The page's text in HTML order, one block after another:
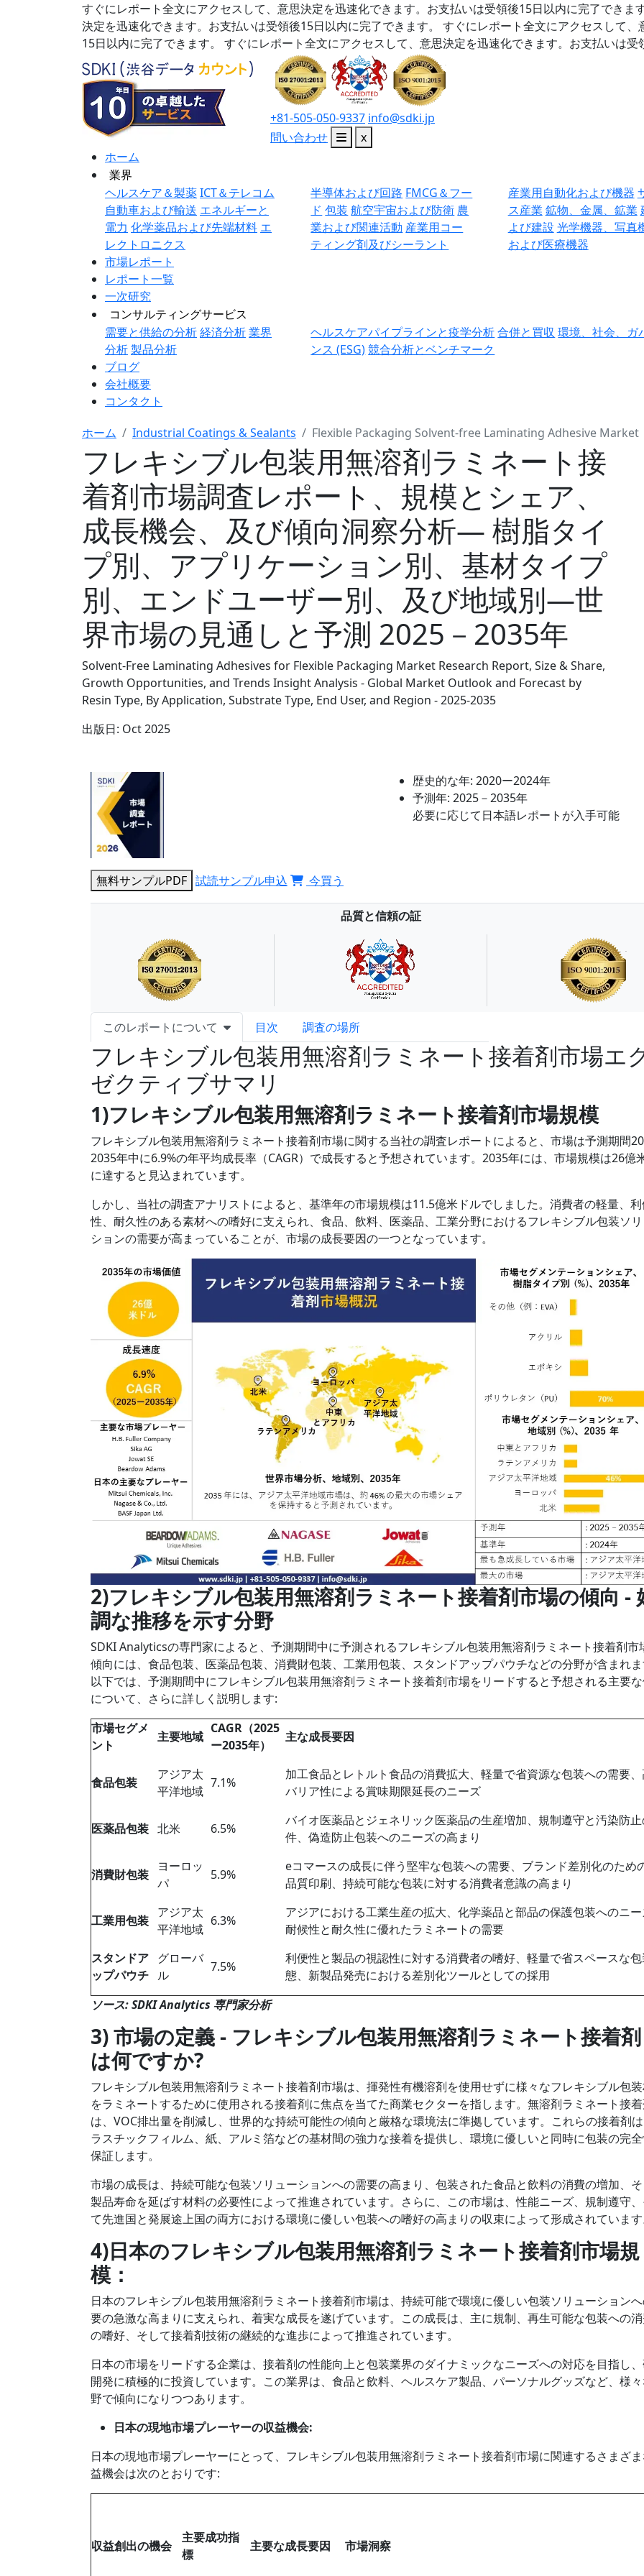
すぐにレポート全文にアクセスして、意思決定を迅速化できます。お支払いは受領後15日以内に完了できま
決定を迅速化できます。お支払いは受領後15日以内に完了できます。
すぐにレポート全文にアクセスして
15日以内に完了できます。
すぐにレポート全文にアクセスして、意思決定を迅速化できます。お支払いは
+81-505-050-9337 info@sdki.jp
問い合わせ
x
ホーム
業界
ヘルスケア＆製薬ICT＆テレコム
自動車および輸送 エネルギーと
電力 化学薬品および先端材料 エ
レクトロニクス
半導体および回路 FMCG＆フー
ド 包装 航空宇宙および防衛 農
業および関連活動 産業用コー
ティング剤及びシーラント
産業用自動化および機器
ス産業 鉱物、金属、鉱業
よび建設 光学機器、写真
および医療機器
市場レポート
レポート一覧
一次研究
コンサルティングサービス
需要と供給の分析経済分析業界
分析製品分析
ヘルスケアパイプラインと疫学分析合併と買収 環境、社会、ガ
ンス (ESG)競合分析とベンチマーク
ブログ
会社概要
コンタクト
ホーム
Industrial Coatings & Sealants Flexible Packaging Solvent-free Laminating Adhesive Market
フレキシブル包装用無溶剤ラミネート接
着剤市場調査レポート、規模とシェア、
成長機会、及び傾向洞察分析― 樹脂タイ
プ別、アプリケーション別、基材タイプ
別、エンドユーザー別、及び地域別―世
界市場の見通しと予測 2025－2035年
Solvent-Free Laminating Adhesives for Flexible Packaging Market Research Report, Size & Share,
Growth Opportunities, and Trends Insight Analysis - Global Market Outlook and Forecast by
Resin Type, By Application, Substrate Type, End User, and Region - 2025-2035
出版日: Oct 2025
歴史的な年: 2020ー2024年
予測年: 2025－2035年
必要に応じて日本語レポートが入手可能
無料サンプルPDF 試読サンプル申込 今買う
品質と信頼の証
このレポートについて 目次 調査の場所
フレキシブル包装用無溶剤ラミネート接着剤市場エ
ゼクティブサマリ
1)フレキシブル包装用無溶剤ラミネート接着剤市場規模
フレキシブル包装用無溶剤ラミネート接着剤市場に関する当社の調査レポートによると、市場は予測期間
2035年中に6.9%の年平均成長率（CAGR）で成長すると予想されています。2035年には、市場規模は26億
に達すると見込まれています。
しかし、当社の調査アナリストによると、基準年の市場規模は11.5億米ドルでしました。消費者の軽量、
性、耐久性のある素材への嗜好に支えられ、食品、飲料、医薬品、工業分野におけるフレキシブル包装ソ
ションの需要が高まっていることが、市場の成長要因の一つとなっています。
2)フレキシブル包装用無溶剤ラミネート接着剤市場の傾向 -
調な推移を示す分野
SDKI Analyticsの専門家によると、予測期間中に予測されるフレキシブル包装用無溶剤ラミネート接着剤市
傾向には、食品包装、医薬品包装、消費財包装、工業用包装、スタンドアップパウチなどの分野が含まれ
以下では、予測期間中にフレキシブル包装用無溶剤ラミネート接着剤市場をリードすると予想される主要
について、さらに詳しく説明します:
市場セグメ
ント
主要地域
CAGR（2025
ー2035年）
主な成長要因
食品包装
アジア太
平洋地域
7.1%
加工食品とレトルト食品の消費拡大、軽量で省資源な包装への需要
バリア性による賞味期限延長のニーズ
医薬品包装 北米 6.5%
バイオ医薬品とジェネリック医薬品の生産増加、規制遵守と汚染防
件、偽造防止包装へのニーズの高まり
消費財包装
ヨーロッ
パ
5.9%
eコマースの成長に伴う堅牢な包装への需要、ブランド差別化のため
品質印刷、持続可能な包装に対する消費者意識の高まり
工業用包装
アジア太
平洋地域
6.3%
アジアにおける工業生産の拡大、化学薬品と部品の保護包装へのニ
耐候性と耐久性に優れたラミネートの需要
スタンドア
ップパウチ
グローバ
ル
7.5%
利便性と製品の視認性に対する消費者の嗜好、軽量で省スペースな
態、新製品発売における差別化ツールとしての採用
ソース: SDKI Analytics 専門家分析
3)市場の定義- フレキシブル包装用無溶剤ラミネート接着
は何ですか?
フレキシブル包装用無溶剤ラミネート接着剤市場は、揮発性有機溶剤を使用せずに様々なフレキシブル包
をラミネートするために使用される接着剤に焦点を当てた商業セクターを指します。無溶剤ラミネート接
は、VOC排出量を削減し、世界的な持続可能性の傾向と厳格な環境法に準拠しています。これらの接着剤
ラスチックフィルム、紙、アルミ箔などの基材間の強力な接着を提供し、環境に優しいと同時に包装の完
保証します。
市場の成長は、持続可能な包装ソリューションへの需要の高まり、包装された食品と飲料の消費の増加、
製品寿命を延ばす材料の必要性によって推進されています。さらに、この市場は、性能ニーズ、規制遵守
て先進国と発展途上国の両方における環境に優しい包装への嗜好の高まりの収束によって形成されていま
4)日本のフレキシブル包装用無溶剤ラミネート接着剤市場規
模：
日本のフレキシブル包装用無溶剤ラミネート接着剤市場は、持続可能で環境に優しい包装ソリューション
要の急激な高まりに支えられ、着実な成長を遂げています。この成長は、主に規制、再生可能な包装への
の嗜好、そして接着剤技術の継続的な進歩によって推進されています。
日本の市場をリードする企業は、接着剤の性能向上と包装業界のダイナミックなニーズへの対応を目指し
開発に積極的に投資しています。この業界は、食品と飲料、ヘルスケア製品、パーソナルグッズなど、様
野で傾向になりつつあります。
日本の現地市場プレーヤーの収益機会:
日本の現地市場プレーヤーにとって、フレキシブル包装用無溶剤ラミネート接着剤市場に関連するさまざ
益機会は次のとおりです:
収益創出の機会
主要成功指
標
主要な成長要因 市場洞察